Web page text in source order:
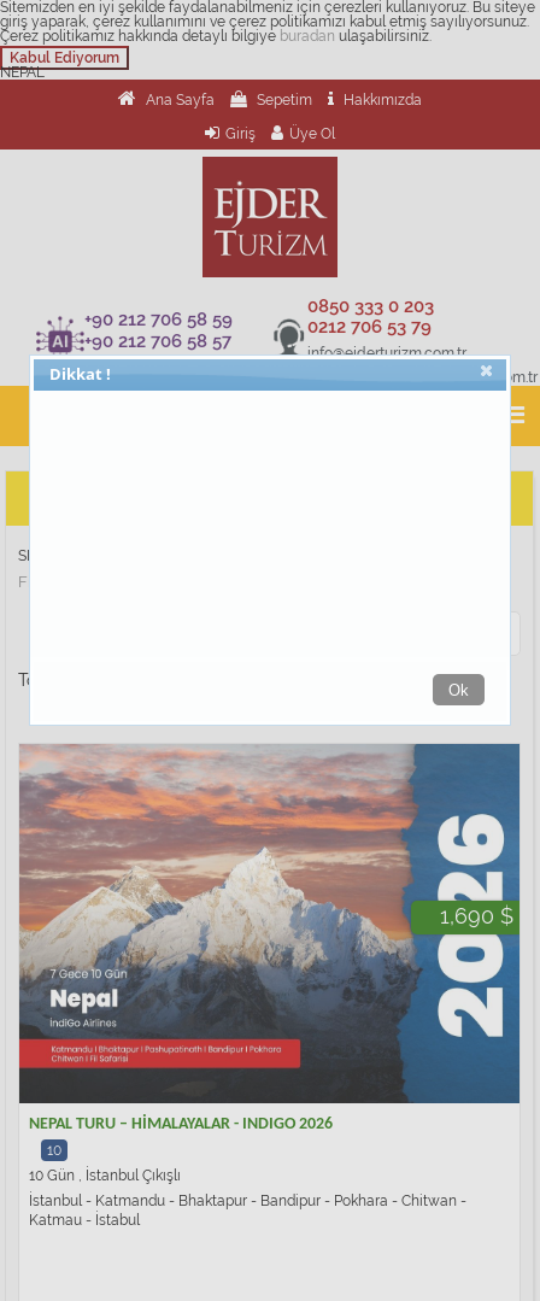
Sitemizden en iyi şekilde faydalanabilmeniz için çerezleri kullanıyoruz. Bu siteye
giriş yaparak, çerez kullanımını ve çerez politikamızı kabul etmiş sayılıyorsunuz.
Çerez politikamız hakkında detaylı bilgiye buradan ulaşabilirsiniz.
Kabul Ediyorum
NEPAL
Ana Sayfa
Sepetim
Hakkımızda
Giriş
Üye Ol
+90 212 706 58 59
+90 212 706 58 57
+90 212 706 58 60
0850 333 0 203
0212 706 53 79
info@ejderturizm.com.tr
musteridestek@ejderturizm.com.tr
SIRALA :
Fiyata Göre
Toplam
1,690 $
NEPAL TURU – HİMALAYALAR - INDIGO 2026
10
10 Gün , İstanbul Çıkışlı
İstanbul - Katmandu - Bhaktapur - Bandipur - Pokhara - Chitwan -
Katmau - İstabul
Dikkat !
Ok